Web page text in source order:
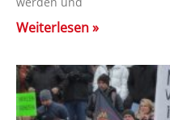
Weiterlesen »